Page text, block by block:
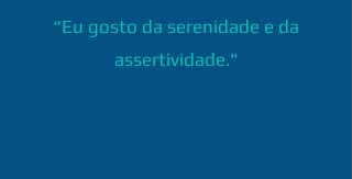
“Eu gosto da serenidade e da
assertividade."